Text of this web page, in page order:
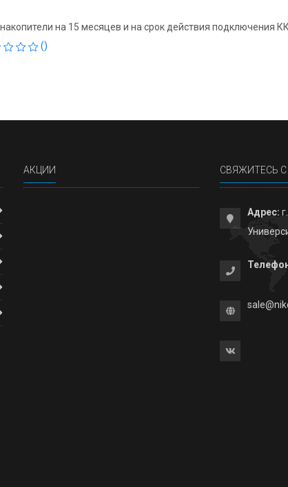
на 15 месяцев и на срок действия подключения
()
АКЦИИ СВЯЖИТЕСЬ
Адрес: